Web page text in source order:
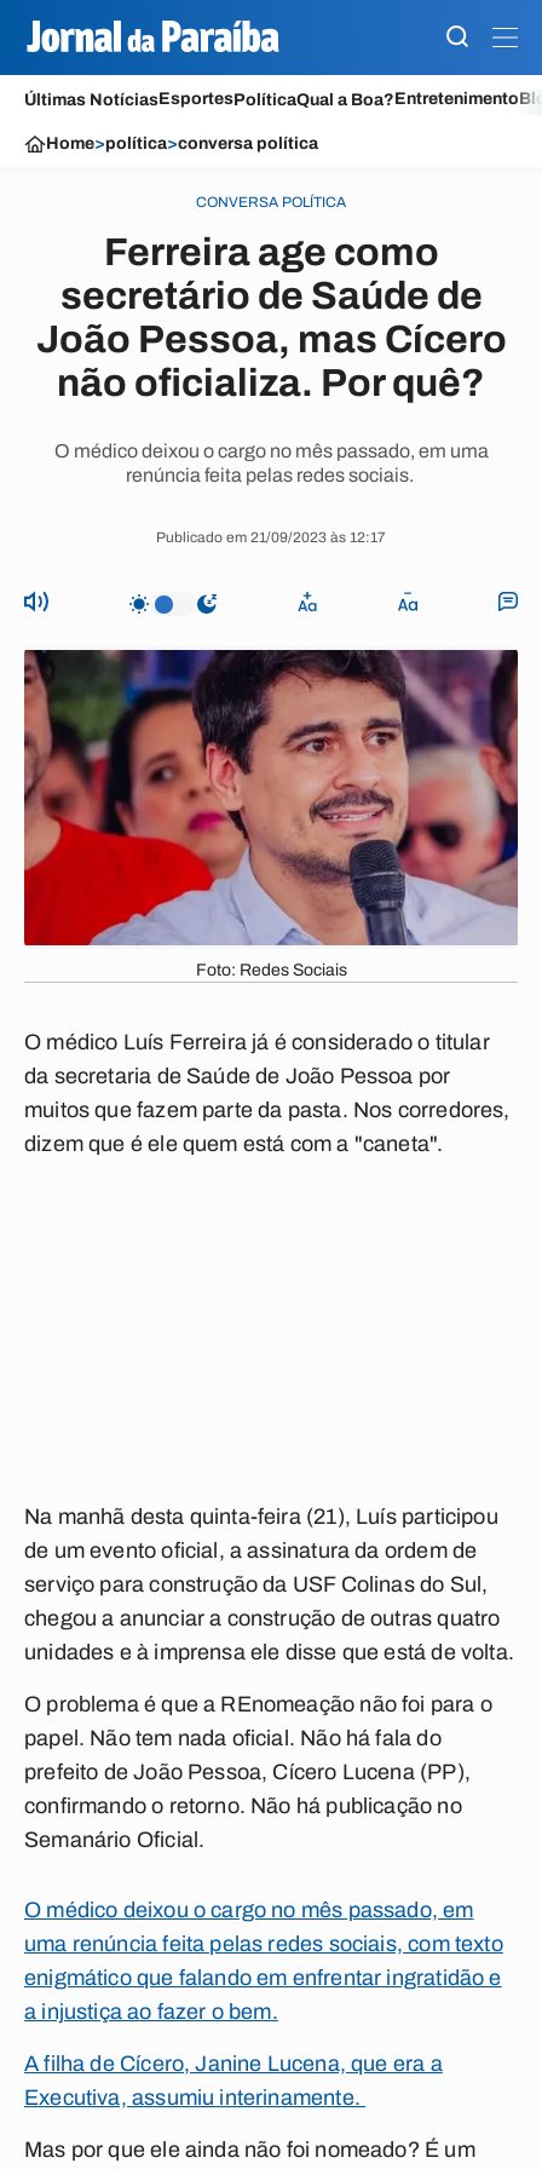
Últimas NotíciasEsportesPolíticaQual a Boa?Entretenimento
Home>política>conversa política
CONVERSA POLÍTICA
Ferreira age como
secretário de Saúde de
João Pessoa, mas Cícero
não oficializa. Por quê?
O médico deixou o cargo no mês passado, em uma
renúncia feita pelas redes sociais.
Publicado em 21/09/2023 às 12:17
Foto: Redes Sociais
O médico Luís Ferreira já é considerado o titular
da secretaria de Saúde de João Pessoa por
muitos que fazem parte da pasta. Nos corredores,
dizem que é ele quem está com a "caneta".
Na manhã desta quinta-feira (21), Luís participou
de um evento oficial, a assinatura da ordem de
serviço para construção da USF Colinas do Sul,
chegou a anunciar a construção de outras quatro
unidades e à imprensa ele disse que está de volta.
O problema é que a REnomeação não foi para o
papel. Não tem nada oficial. Não há fala do
prefeito de João Pessoa, Cícero Lucena (PP),
confirmando o retorno. Não há publicação no
Semanário Oficial.
O médico deixou o cargo no mês passado, em
uma renúncia feita pelas redes sociais, com texto
enigmático que falando em enfrentar ingratidão e
a injustiça ao fazer o bem.
A filha de Cícero, Janine Lucena, que era a
Executiva, assumiu interinamente.
Mas por que ele ainda não foi nomeado? É um